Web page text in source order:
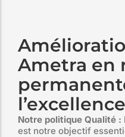
Ametra en
l’excellence
Notre politique Qualité :
est notre objectif